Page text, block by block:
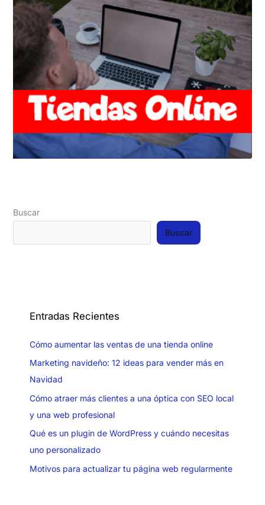
Buscar
Buscar
Entradas Recientes
Cómo aumentar las ventas de una tienda online
Marketing navideño: 12 ideas para vender más en
Navidad
Cómo atraer más clientes a una óptica con SEO local
y una web profesional
Qué es un plugin de WordPress y cuándo necesitas
uno personalizado
Motivos para actualizar tu página web regularmente